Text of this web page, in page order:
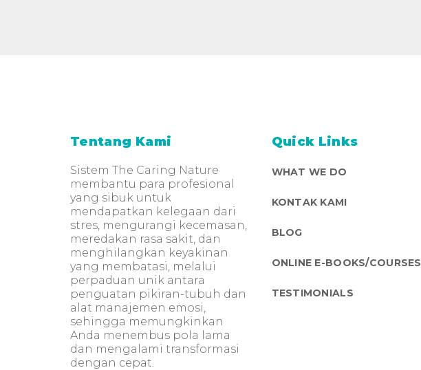
Tentang Kami
Sistem The Caring Nature
membantu para profesional
yang sibuk untuk
mendapatkan kelegaan dari
stres, mengurangi kecemasan,
meredakan rasa sakit, dan
menghilangkan keyakinan
yang membatasi, melalui
perpaduan unik antara
penguatan pikiran-tubuh dan
alat manajemen emosi,
sehingga memungkinkan
Anda menembus pola lama
dan mengalami transformasi
dengan cepat.
Quick Links
WHAT WE DO
KONTAK KAMI
BLOG
ONLINE E-BOOKS/COURSES
TESTIMONIALS